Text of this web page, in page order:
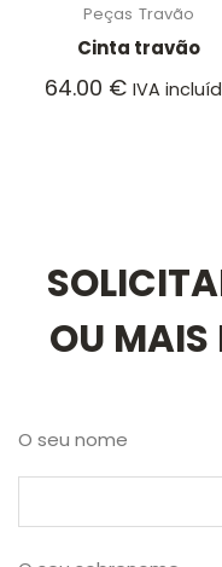
Peças Travão
Cinta travão
64.00 € IVA
OU MAIS
O seu nome